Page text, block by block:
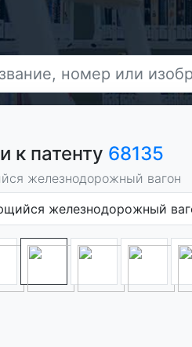
к патенту 68135
железнодорожный вагон